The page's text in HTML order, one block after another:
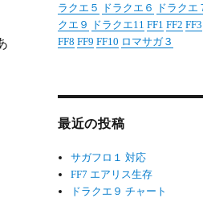
ラクエ５
ドラクエ６ ドラクエ
クエ９
ドラクエ11 FF1 FF2 FF3
FF8 FF9 FF10 ロマサガ３
最近の投稿
サガフロ１ 対応
FF7 エアリス生存
ドラクエ９ チャート